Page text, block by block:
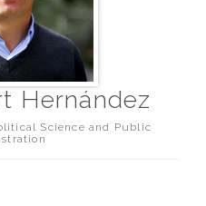
Hernández
Science and Public